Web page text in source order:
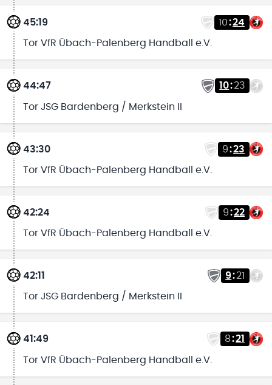
45:19 10:24
Tor VfR Übach-Palenberg Handball e.V.
44:47 10:23
Tor JSG Bardenberg / Merkstein II
43:30 9:23
Tor VfR Übach-Palenberg Handball e.V.
42:24 9:22
Tor VfR Übach-Palenberg Handball e.V.
42:11 9:21
Tor JSG Bardenberg / Merkstein II
41:49 8:21
Tor VfR Übach-Palenberg Handball e.V.